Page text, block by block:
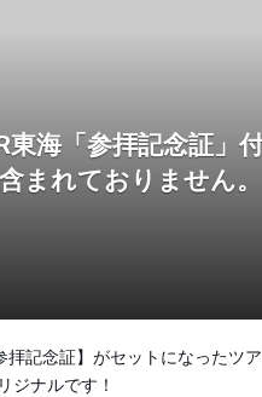
東海「参拝記念証
まれておりません
記念証】がセットになったツア
ジナルです！